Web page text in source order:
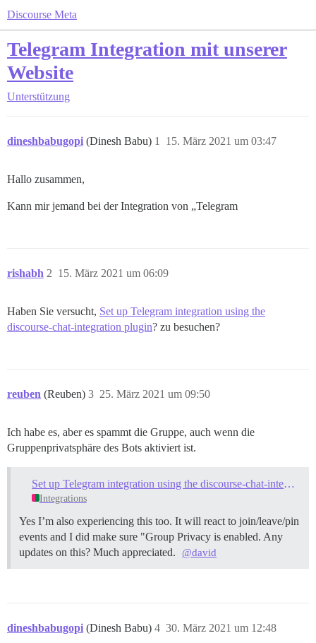
Discourse Meta
Telegram Integration mit unserer
Website
Unterstützung
dineshbabugopi (Dinesh Babu) 15. März 2021 um 03:47
1
Hallo zusammen,
Kann mir jemand bei der Integration von „Telegram
rishabh 15. März 2021 um 06:09
2
Haben Sie versucht, Set up Telegram integration using the
discourse-chat-integration plugin? zu besuchen?
reuben (Reuben) 25. März 2021 um 09:50
3
Ich habe es, aber es spammt die Gruppe, auch wenn die
Gruppenprivatsphäre des Bots aktiviert ist.
Set up Telegram integration using the discourse-chat-integration plugin
Integrations
Yes I’m also experiencing this too. It will react to join/leave/pin
events and I did make sure "Group Privacy is enabled. Any
updates on this? Much appreciated.
@david
dineshbabugopi (Dinesh Babu) 30. März 2021 um 12:48
4